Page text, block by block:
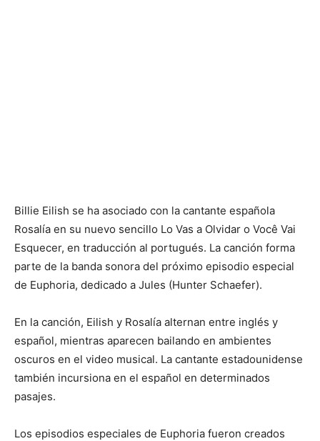
Billie Eilish se ha asociado con la cantante española
Rosalía en su nuevo sencillo Lo Vas a Olvidar o Você Vai
Esquecer, en traducción al portugués. La canción forma
parte de la banda sonora del próximo episodio especial
de Euphoria, dedicado a Jules (Hunter Schaefer).
En la canción, Eilish y Rosalía alternan entre inglés y
español, mientras aparecen bailando en ambientes
oscuros en el video musical. La cantante estadounidense
también incursiona en el español en determinados
pasajes.
Los episodios especiales de Euphoria fueron creados